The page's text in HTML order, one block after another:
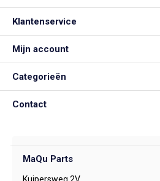
Klantenservice
Mijn account
Categorieën
Contact
MaQu Parts